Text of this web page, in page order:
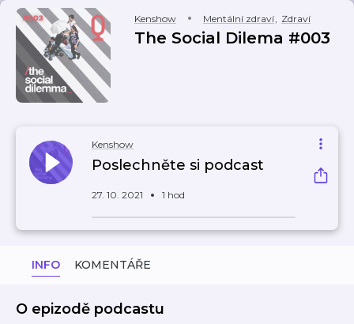
Kenshow Mentální zdraví, Zdraví
The Social Dilema #003
Kenshow
Poslechněte si podcast
27. 10. 2021 1 hod
INFO KOMENTÁŘE
O epizodě podcastu